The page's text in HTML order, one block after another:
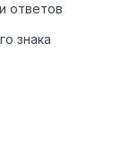
ответов
знака